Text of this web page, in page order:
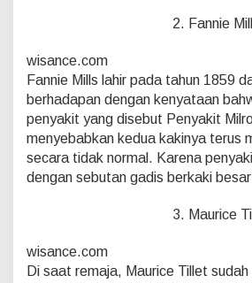
2. Fannie
wisance.com
Fannie Mills lahir pada tahun 1859
berhadapan dengan kenyataan
penyakit yang disebut Penyakit
menyebabkan kedua kakinya terus
secara tidak normal. Karena
dengan sebutan gadis berkaki
3. Maurice
wisance.com
Di saat remaja, Maurice Tillet sudah